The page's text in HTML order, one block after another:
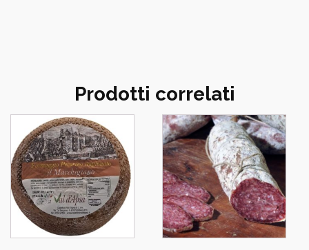
Prodotti correlati